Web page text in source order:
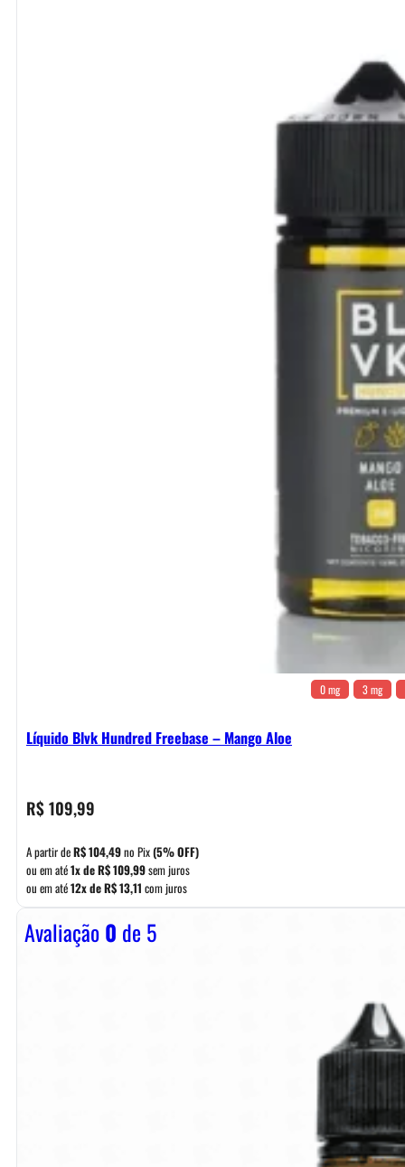
0 mg 3 mg
Líquido Blvk Hundred Freebase – Mango Aloe
R$109,99
A partir deR$104,49no Pix(5% OFF)
ou em até1x deR$109,99sem juros
ou em até12x deR$13,11 com juros
Avaliação0 de 5